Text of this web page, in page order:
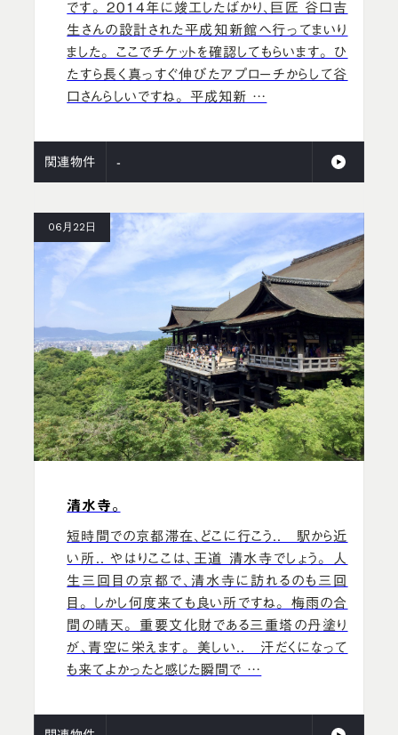
です。 2014年に竣工したばかり、巨匠 谷口吉
生さんの設計された平成知新館へ行ってまいり
ました。 ここでチケットを確認してもらいます。 ひ
たすら長く真っすぐ伸びたアプローチからして谷
口さんらしいですね。 平成知新 …
関連物件 -
06月22日
清水寺。
短時間での京都滞在、どこに行こう.. 駅から近
い所.. やはりここは、王道 清水寺でしょう。 人
生三回目の京都で、清水寺に訪れるのも三回
目。 しかし何度来ても良い所ですね。 梅雨の合
間の晴天。 重要文化財である三重塔の丹塗り
が、青空に栄えます。 美しい.. 汗だくになって
も来てよかったと感じた瞬間で …